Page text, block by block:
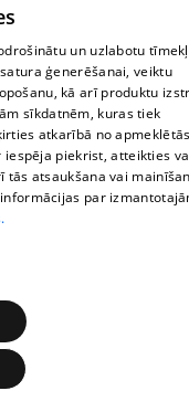
uzpirkšanas
un uzlabotu
ģenerēšanai, veiktu
kā arī produktu
sīkdatnēm, kuras tiek
atkarībā no
piekrist, atteikties
tās atsaukšana vai
par